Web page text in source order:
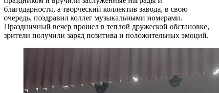
благодарности, а творческий коллектив завода, в свою
очередь, поздравил коллег музыкальными номерами.
Праздничный вечер прошел в теплой дружеской обстановке,
зрители получили заряд позитива и положительных эмоций.